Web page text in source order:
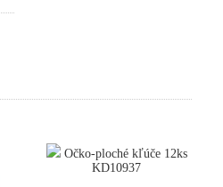
Očko-ploché kľúče 12ks
KD10937